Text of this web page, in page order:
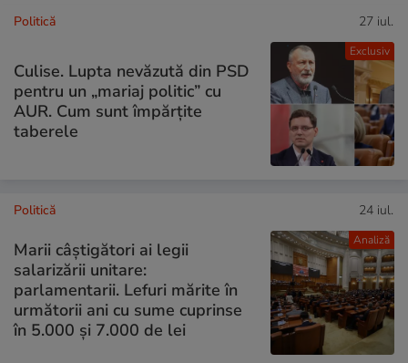
Exclusiv
Politică 27 iul.
Culise. Lupta nevăzută din PSD
pentru un „mariaj politic” cu
AUR. Cum sunt împărțite
taberele
Analiză
Politică 24 iul.
Marii câștigători ai legii
salarizării unitare:
parlamentarii. Lefuri mărite în
următorii ani cu sume cuprinse
în 5.000 și 7.000 de lei